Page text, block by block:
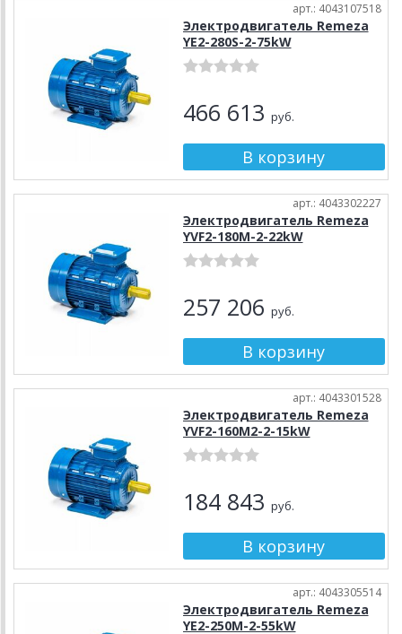
арт.: 4043107518
Электродвигатель Remeza
YE2-280S-2-75kW
466 613 руб.
арт.: 4043302227
Электродвигатель Remeza
YVF2-180M-2-22kW
257 206 руб.
арт.: 4043301528
Электродвигатель Remeza
YVF2-160M2-2-15kW
184 843 руб.
арт.: 4043305514
Электродвигатель Remeza
YE2-250M-2-55kW